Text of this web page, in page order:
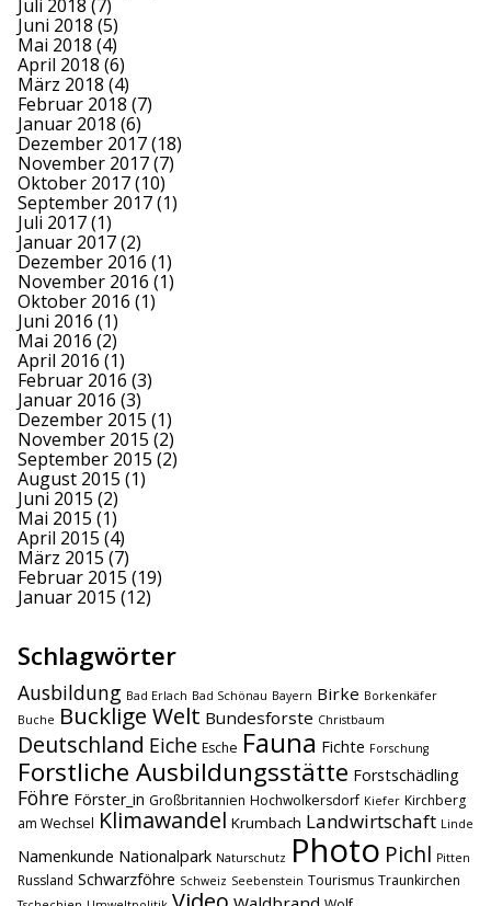
Juli 2018 (7)
Juni 2018 (5)
Mai 2018 (4)
April 2018 (6)
März 2018 (4)
Februar 2018 (7)
Januar 2018 (6)
Dezember 2017(18)
November 2017(7)
Oktober 2017(10)
September 2017(1)
Juli 2017(1)
Januar 2017(2)
Dezember 2016 (1)
November 2016 (1)
Oktober 2016 (1)
Juni 2016 (1)
Mai 2016 (2)
April 2016 (1)
Februar 2016 (3)
Januar 2016 (3)
Dezember 2015 (1)
November 2015 (2)
September 2015 (2)
August 2015 (1)
Juni 2015 (2)
Mai 2015 (1)
April 2015 (4)
März 2015 (7)
Februar 2015 (19)
Januar 2015 (12)
Schlagwörter
Ausbildung Bad Erlach Bad Schönau Bayern Birke Borkenkäfer
Buche Bucklige Welt Bundesforste Christbaum
Deutschland Eiche Esche Fauna Fichte Forschung
Forstliche Ausbildungsstätte Forstschädling
Föhre Förster_in Großbritannien Hochwolkersdorf Kiefer Kirchberg
am Wechsel Klimawandel Krumbach Landwirtschaft Linde
Namenkunde Nationalpark Naturschutz Photo Pichl Pitten
Russland Schwarzföhre Schweiz Seebenstein Tourismus Traunkirchen